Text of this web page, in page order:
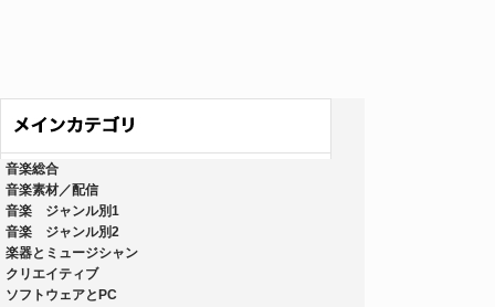
音楽総合
音楽素材／配信
音楽 ジャンル別1
音楽 ジャンル別2
楽器とミュージシャン
クリエイティブ
ソフトウェアとPC